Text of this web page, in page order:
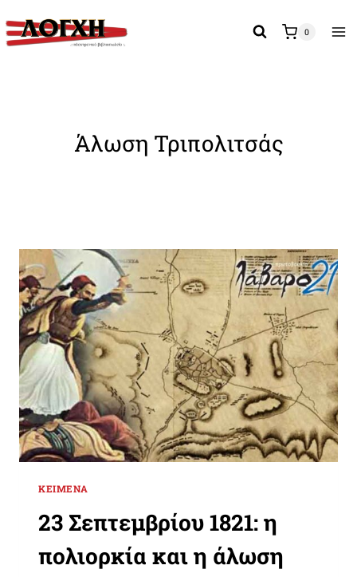
to
0
Άλωση Τριπολιτσάς
ΚΕΊΜΕΝΑ
23 Σεπτεμβρίου 1821: η
πολιορκία και η άλωση